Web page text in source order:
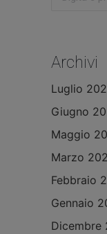
Archivi
Luglio
Giugno
Maggio
Marzo
Febbraio
Gennaio
Dicembre